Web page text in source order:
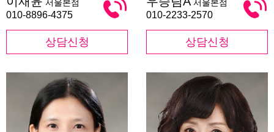
재
윤
서울본점
010-8896-4375
상담신청
승
림
서울본점
010-2233-2570
상담신청